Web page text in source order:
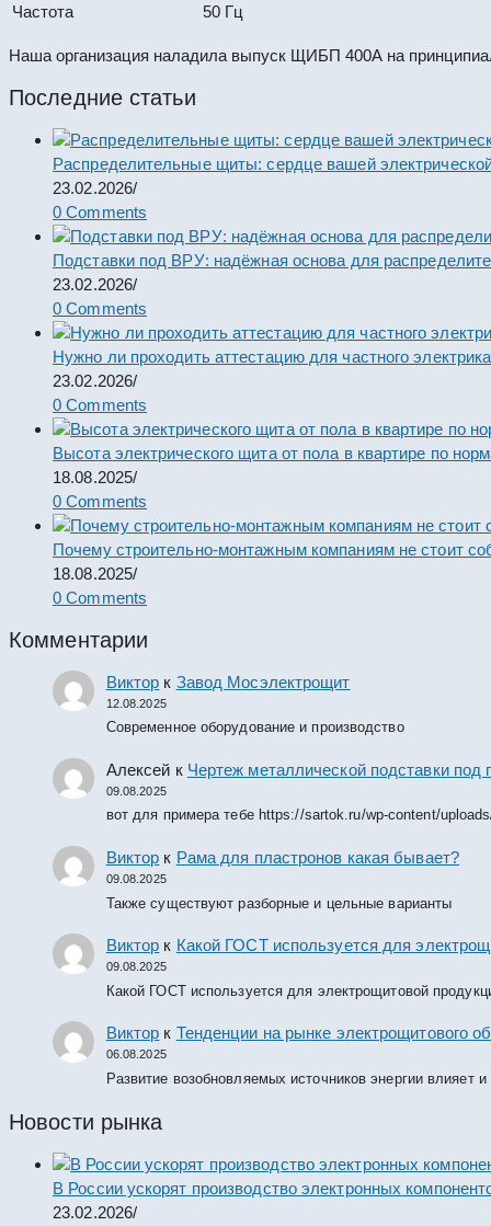
Частота
50 Гц
Наша организация наладила выпуск ЩИБП 400А на
Последние статьи
Распределительные щиты: сердце вашей
23.02.2026/
0 Comments
Подставки под ВРУ: надёжная основа для
23.02.2026/
0 Comments
Нужно ли проходить аттестацию для частного
23.02.2026/
0 Comments
Высота электрического щита от пола в квартире по
18.08.2025/
0 Comments
Почему строительно-монтажным компаниям не стоит
18.08.2025/
0 Comments
Комментарии
Виктор к Завод Мосэлектрощит
12.08.2025
Современное оборудование и производство
Алексей к Чертеж металлической подставки
09.08.2025
вот для примера тебе https://sartok.ru/wp-content/
Виктор к Рама для пластронов какая бывает?
09.08.2025
Также существуют разборные и цельные варианты
Виктор к Какой ГОСТ используется для
09.08.2025
Какой ГОСТ используется для электрощитовой
Виктор к Тенденции на рынке электрощитового
06.08.2025
Развитие возобновляемых источников энергии влияет
Новости рынка
В России ускорят производство электронных
23.02.2026/